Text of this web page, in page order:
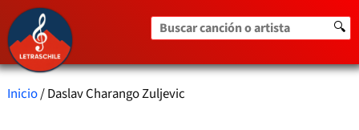
Buscar canción o artista 🔍
Inicio/ Daslav Charango Zuljevic